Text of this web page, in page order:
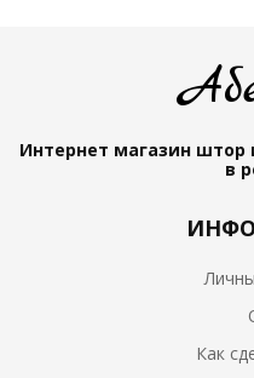
Интернет магазин штор
в
Как